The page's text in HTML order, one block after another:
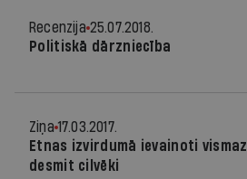
Recenzija 25.07.2018.
Politiskā dārzniecība
Ziņa 17.03.2017.
Etnas izvirdumā ievainoti vismaz
desmit cilvēki